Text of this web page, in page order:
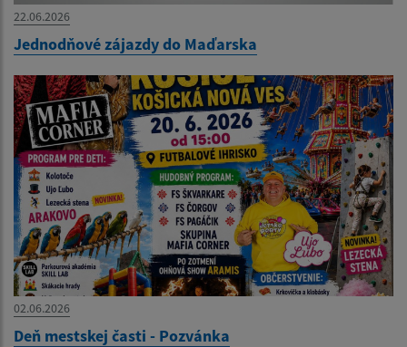
22.06.2026
Jednodňové zájazdy do Maďarska
02.06.2026
Deň mestskej časti - Pozvánka